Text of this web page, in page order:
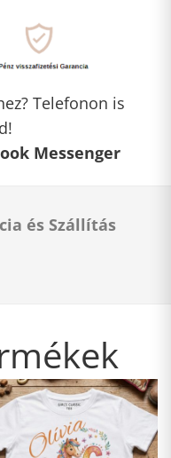
Telefonon is
Messenger
és Szállítás